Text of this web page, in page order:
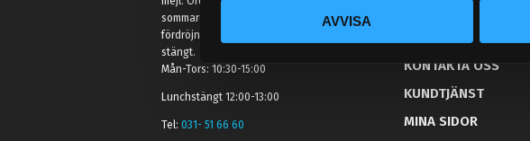
k
s
l
AVVISA
sommaren men med viss
fördröjning. 2/7 -9/7 är det helt
stängt.
Mån-Tors: 10:30-15:00
Lunchstängt 12:00-13:00
Tel:031- 51 66 60
KUNSKAPSCENTER
KONTAKTA OSS
KUNDTJÄNST
MINA SIDOR